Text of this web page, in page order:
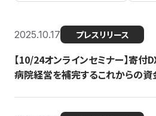
2025.10.17 プレスリリース
【10/24オンラインセミナー】寄付
病院経営を補完するこれからの資